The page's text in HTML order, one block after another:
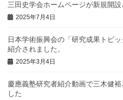
三田史学会ホームページが新規開設
2025年7月4日
日本学術振興会の「研究成果トピ
紹介されました。
2025年3月4日
慶應義塾研究者紹介動画で三木健
した